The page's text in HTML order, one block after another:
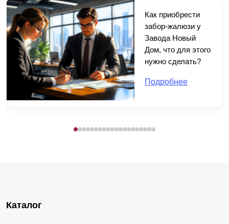
Как приобрести
забор-жалюзи у
Завода Новый
Дом, что для этого
нужно сделать?
Подробнее
Каталог